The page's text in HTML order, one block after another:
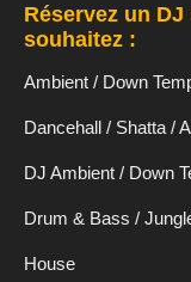
Réservez un
souhaitez :
Ambient / Down
Dancehall / Shatta /
DJ Ambient / Down
Drum & Bass /
House